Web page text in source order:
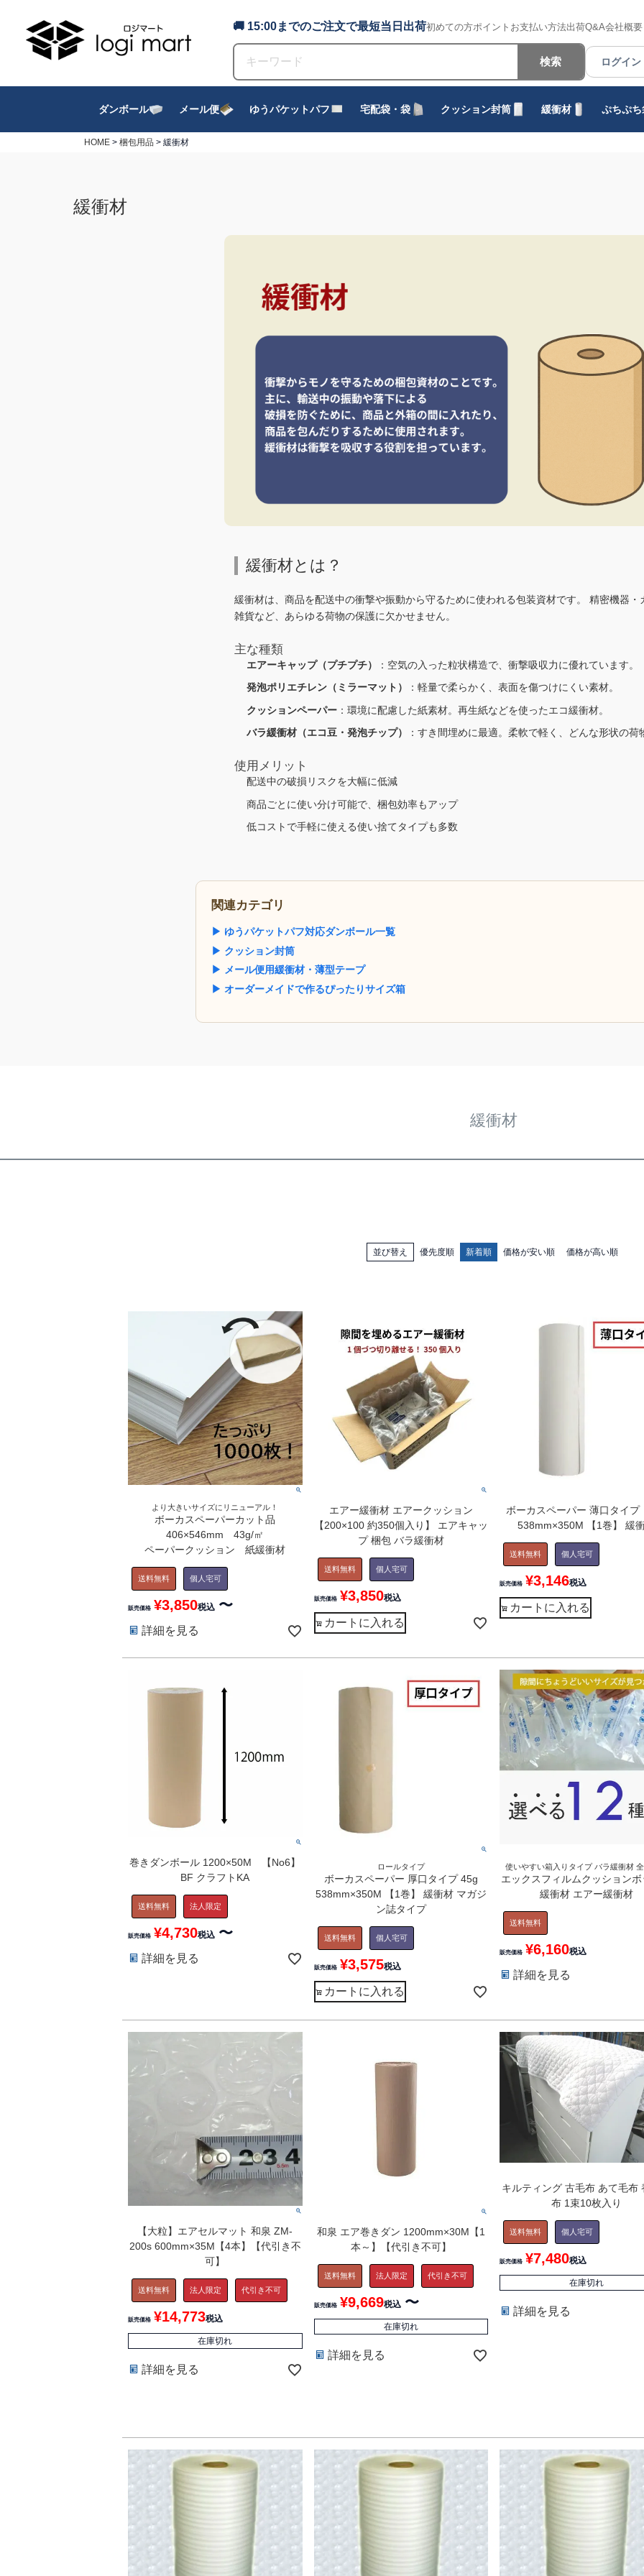
🚚 15:00までのご注文で最短当日出荷初めての方ポイント お支払い方法出荷Q&A会社概要
検索 ログイ
ダンボール メール便 ゆうパケットパフ 宅配袋・袋 クッション封筒 緩衝材 ぷちぷち
HOME 梱包用品 緩衝材
緩衝材
緩衝材とは？
緩衝材は、商品を配送中の衝撃や振動から守るために使われる包装資材です。 精密機器・
雑貨など、あらゆる荷物の保護に欠かせません。
主な種類
エアーキャップ（プチプチ）
：空気の入った粒状構造で、衝撃吸収力に優れています。
発泡ポリエチレン（ミラーマット）
：軽量で柔らかく、表面を傷つけにくい素材。
クッションペーパー：環境に配慮した紙素材。再生紙などを使ったエコ緩衝材。
バラ緩衝材（エコ豆・発泡チップ）
：すき間埋めに最適。柔軟で軽く、どんな形状の荷
使用メリット
配送中の破損リスクを大幅に低減
商品ごとに使い分け可能で、梱包効率もアップ
低コストで手軽に使える使い捨てタイプも多数
関連カテゴリ
▶ ゆうパケットパフ対応ダンボール一覧
▶ クッション封筒
▶ メール便用緩衝材・薄型テープ
▶ オーダーメイドで作るぴったりサイズ箱
緩衝材
並び替え 優先度順 新着順 価格が安い順 価格が高い順
より大きいサイズにリニューアル！
ボーカスペーパーカット品
406×546mm 43g/㎡
ペーパークッション 紙緩衝材
送料無料 個人宅可
販売価格 ¥3,850税込 〜
詳細を見る
エアー緩衝材 エアークッション
【200×100 約350個入り】 エアキャッ
プ 梱包 バラ緩衝材
送料無料 個人宅可
販売価格 ¥3,850税込
カートに入れる
ボーカスペーパー 薄口タイ
538mm×350M 【1巻】 緩
送料無料 個人宅可
販売価格 ¥3,146税込
カートに入れる
巻きダンボール 1200×50M 【No6】
BF クラフトKA
送料無料 法人限定
販売価格 ¥4,730税込 〜
詳細を見る
ロールタイプ
ボーカスペーパー 厚口タイプ 45g
538mm×350M 【1巻】 緩衝材 マガジ
ン誌タイプ
送料無料 個人宅可
販売価格 ¥3,575税込
カートに入れる
使いやすい箱入りタイプ バラ緩衝材
エックスフィルムクッションボ
緩衝材 エアー緩衝材
送料無料
販売価格 ¥6,160税込
詳細を見る
【大粒】エアセルマット 和泉 ZM-
200s 600mm×35M【4本】【代引き不
可】
送料無料 法人限定 代引き不可
販売価格 ¥14,773税込
在庫切れ
詳細を見る
和泉 エア巻きダン 1200mm×30M【1
本～】【代引き不可】
送料無料 法人限定 代引き不可
販売価格 ¥9,669税込 〜
在庫切れ
詳細を見る
キルティング 古毛布 あて毛布
布 1束10枚入り
送料無料 個人宅可
販売価格 ¥7,480税込
在庫切れ
詳細を見る